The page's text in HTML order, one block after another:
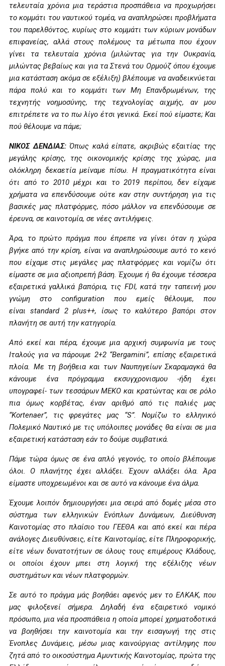
τελευταία χρόνια μια τεράστια προσπάθεια να προχωρήσει
το κομμάτι του ναυτικού τομέα, να αναπληρώσει προβλήματα
του παρελθόντος, κυρίως στο κομμάτι των κύριων μονάδων
επιφανείας, αλλά στους πολέμους τα μέτωπα που έχουν
γίνει τα τελευταία χρόνια (μιλώντας για την Ουκρανία,
μιλώντας βεβαίως και για τα Στενά του Ορμούζ όπου έχουμε
μια κατάσταση ακόμα σε εξέλιξη) βλέπουμε να αναδεικνύεται
πάρα πολύ και το κομμάτι των Μη Επανδρωμένων, της
τεχνητής νοημοσύνης, της τεχνολογίας αιχμής, αν μου
επιτρέπετε να το πω λίγο έτσι γενικά. Εκεί πού είμαστε; Και
πού θέλουμε να πάμε;
ΝΙΚΟΣ ΔΕΝΔΙΑΣ: Όπως καλά είπατε, ακριβώς εξαιτίας της
μεγάλης κρίσης, της οικονομικής κρίσης της χώρας, μια
ολόκληρη δεκαετία μείναμε πίσω. Η πραγματικότητα είναι
ότι από το 2010 μέχρι και το 2019 περίπου, δεν είχαμε
χρήματα να επενδύσουμε ούτε καν στην συντήρηση για τις
βασικές μας πλατφόρμες, πόσο μάλλον να επενδύσουμε σε
έρευνα, σε καινοτομία, σε νέες αντιλήψεις.
Άρα, το πρώτο πράγμα που έπρεπε να γίνει όταν η χώρα
βγήκε από την κρίση, είναι να αναπληρώσουμε αυτό το κενό
που είχαμε στις μεγάλες μας πλατφόρμες και νομίζω ότι
είμαστε σε μια αξιοπρεπή βάση. Έχουμε ή θα έχουμε τέσσερα
εξαιρετικά γαλλικά βαπόρια, τις FDI, κατά την ταπεινή μου
γνώμη στο configuration που εμείς θέλουμε, που
είναιstandard2plus++, ίσως το καλύτερο βαπόρι στον
πλανήτη σε αυτή την κατηγορία.
Από εκεί και πέρα, έχουμε μια αρχική συμφωνία με τους
Ιταλούς για να πάρουμε 2+2 “Bergamini”, επίσης εξαιρετικά
πλοία. Με τη βοήθεια και των Ναυπηγείων Σκαραμαγκά θα
κάνουμε ένα πρόγραμμα εκσυγχρονισμου -ήδη έχει
υπογραφεί- των τεσσάρων ΜΕΚΟ και κρατώντας και σε ρόλο
πια όμως κορβέτας, έναν αριθμό από τις παλιές μας
“Kortenaer”, τις φρεγάτες μας “S”. Νομίζω το ελληνικό
Πολεμικό Ναυτικό με τις υπόλοιπες μονάδες θα είναι σε μια
εξαιρετική κατάσταση εάν το δούμε συμβατικά.
Πάμε τώρα όμως σε ένα απλό γεγονός, το οποίο βλέπουμε
όλοι. Ο πλανήτης έχει αλλάξει. Έχουν αλλάξει όλα. Άρα
είμαστε υποχρεωμένοι και σε αυτό να κάνουμε ένα άλμα.
Έχουμε λοιπόν δημιουργήσει μια σειρά από δομές μέσα στο
σύστημα των ελληνικών Ενόπλων Δυνάμεων, Διεύθυνση
Καινοτομίας στο πλαίσιο του ΓΕΕΘΑ και από εκεί και πέρα
ανάλογες Διευθύνσεις, είτε Καινοτομίας, είτε Πληροφορικής,
είτε νέων δυνατοτήτων σε όλους τους επιμέρους Κλάδους,
οι οποίοι έχουν μπει στη λογική της εξέλιξης νέων
συστημάτων και νέων πλατφορμών.
Σε αυτό το πράγμα μάς βοηθάει αφενός μεν το ΕΛΚΑΚ, που
μας φιλοξενεί σήμερα. Δηλαδή ένα εξαιρετικό νομικό
πρόσωπο, μια νέα προσπάθεια η οποία μπορεί χρηματοδοτικά
να βοηθήσει την καινοτομία και την εισαγωγή της στις
Ένοπλες Δυνάμεις, μέσω μιας καινούργιας αντίληψης που
ζητά από το οικοσύστημα Αμυντικής Καινοτομίας, πρώτα της